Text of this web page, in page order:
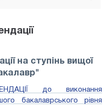
на ступінь вищої
до виконання
бакалаврського рівня